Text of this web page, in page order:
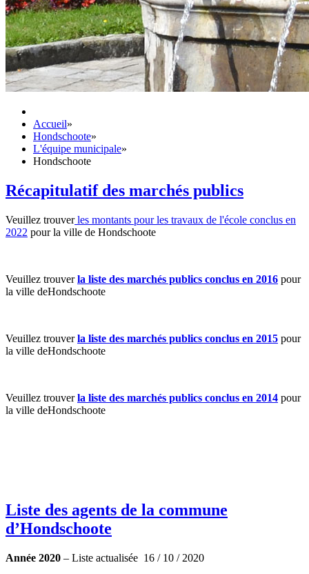
Accueil»
Hondschoote»
L'équipe municipale»
Hondschoote
Récapitulatif des marchés publics
Veuillez trouverles montants pour les travaux de l'école conclus en
2022 pour la ville de Hondschoote
Veuillez trouverla liste des marchés publics conclus en 2016 pour
la ville deHondschoote
Veuillez trouverla liste des marchés publics conclus en 2015 pour
la ville deHondschoote
Veuillez trouverla liste des marchés publics conclus en 2014 pour
la ville deHondschoote
Liste des agents de la commune
d’Hondschoote
Année 2020 – Liste actualisée 16 / 10 / 2020